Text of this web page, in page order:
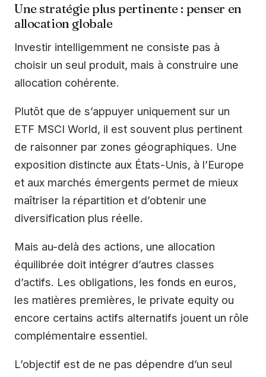
Une stratégie plus pertinente : penser en
allocation globale
Investir intelligemment ne consiste pas à
choisir un seul produit, mais à construire une
allocation cohérente.
Plutôt que de s’appuyer uniquement sur un
ETF MSCI World, il est souvent plus pertinent
de raisonner par zones géographiques. Une
exposition distincte aux États-Unis, à l’Europe
et aux marchés émergents permet de mieux
maîtriser la répartition et d’obtenir une
diversification plus réelle.
Mais au-delà des actions, une allocation
équilibrée doit intégrer d’autres classes
d’actifs. Les obligations, les fonds en euros,
les matières premières, le private equity ou
encore certains actifs alternatifs jouent un rôle
complémentaire essentiel.
L’objectif est de ne pas dépendre d’un seul